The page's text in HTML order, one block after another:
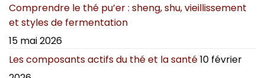
Comprendre le thé pu’er : sheng, shu, vieillissement
et styles de fermentation
15 mai 2026
Les composants actifs du thé et la santé10 février